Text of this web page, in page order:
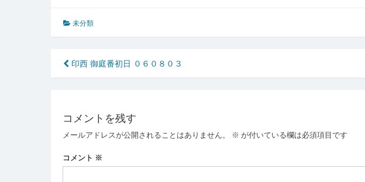
未分類
投
稿
ビ
ゲ
ー
印西 御庭番初日 ０６０８０３
コメントを残す
メールアドレスが公開されることはありません。 ※ が付いている欄は必須項目です
コメント ※